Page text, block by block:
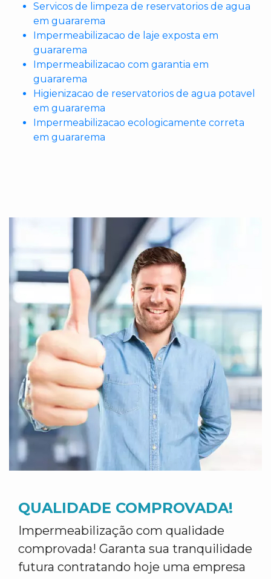
Servicos de limpeza de reservatorios de agua
em guararema
Impermeabilizacao de laje exposta em
guararema
Impermeabilizacao com garantia em
guararema
Higienizacao de reservatorios de agua potavel
em guararema
Impermeabilizacao ecologicamente correta
em guararema
QUALIDADE COMPROVADA!
Impermeabilização com qualidade
comprovada! Garanta sua tranquilidade
futura contratando hoje uma empresa